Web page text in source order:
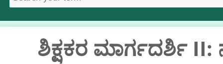
ಶಿಕ್ಷಕರ ಮಾರ್ಗದರ್ಶಿ